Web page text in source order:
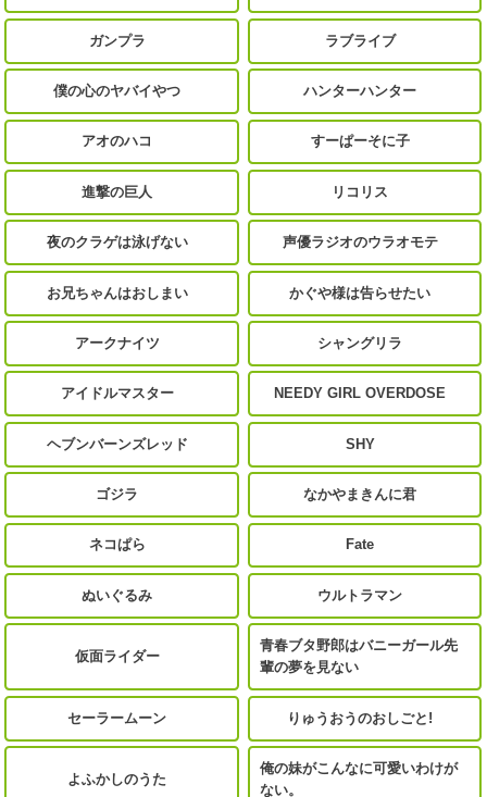
ガンプラ ラブライブ
僕の心のヤバイやつ ハンターハンター
アオのハコ すーぱーそに子
進撃の巨人 リコリス
夜のクラゲは泳げない 声優ラジオのウラオモテ
お兄ちゃんはおしまい かぐや様は告らせたい
アークナイツ シャングリラ
アイドルマスター NEEDY GIRL OVERDOSE
ヘブンバーンズレッド SHY
ゴジラ なかやまきんに君
ネコぱら Fate
ぬいぐるみ ウルトラマン
仮面ライダー
青春ブタ野郎はバニーガール先
輩の夢を見ない
セーラームーン りゅうおうのおしごと!
よふかしのうた
俺の妹がこんなに可愛いわけが
ない。